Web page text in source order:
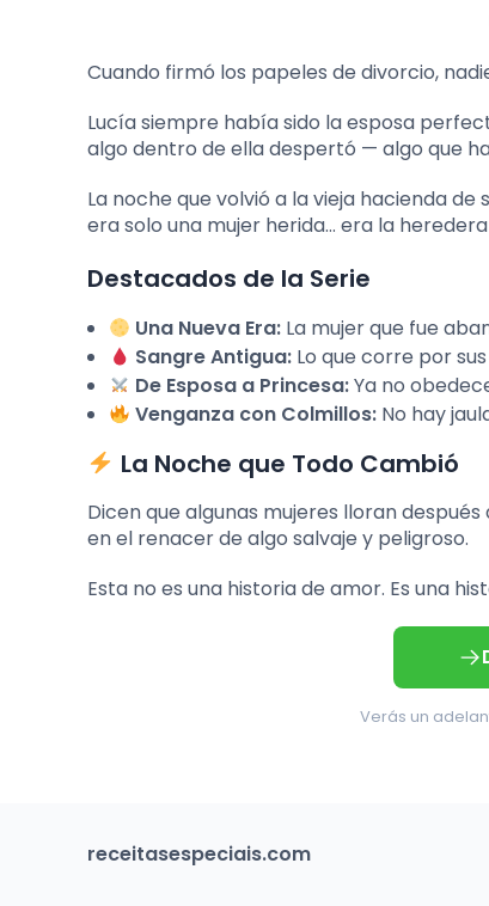
Cuando firmó los papeles de divorcio,
Lucía siempre había sido la esposa
algo dentro de ella despertó — algo que
La noche que volvió a la vieja hacienda
era solo una mujer herida… era la
Destacados de la Serie
Una Nueva Era: La mujer que fue
Sangre Antigua: Lo que corre por
De Esposa a Princesa:Ya no
Venganza con Colmillos: No hay
La Noche que Todo Cambió
Dicen que algunas mujeres lloran
en el renacer de algo salvaje y peligroso.
Esta no es una historia de amor. Es una
Verás un
receitasespeciais.com